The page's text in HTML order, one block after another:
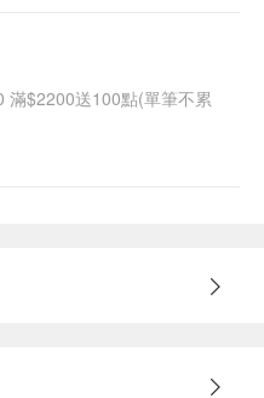
滿$2200送100點(單筆不累